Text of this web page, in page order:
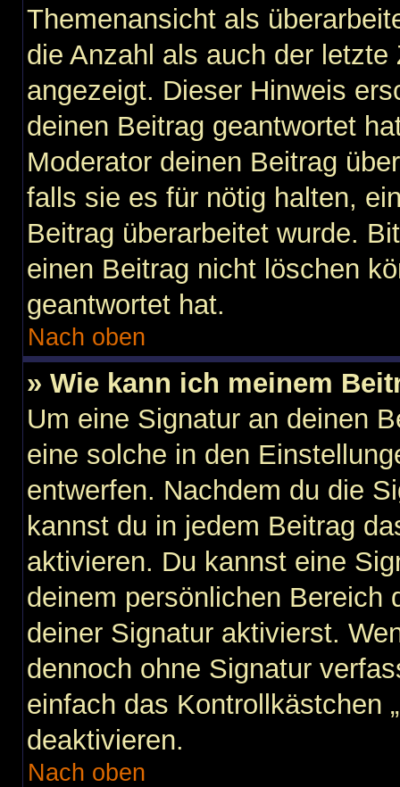
Themenansicht als
die Anzahl als auch der
angezeigt. Dieser Hinweis
deinen Beitrag geantwortet
Moderator deinen Beitrag
falls sie es für nötig halten,
Beitrag überarbeitet wurde.
einen Beitrag nicht löschen
geantwortet hat.
Nach oben
» Wie kann ich meinem
Um eine Signatur an deinen
eine solche in den
entwerfen. Nachdem du die
kannst du in jedem Beitrag
aktivieren. Du kannst eine
deinem persönlichen Bereich
deiner Signatur aktivierst.
dennoch ohne Signatur
einfach das Kontrollkästchen
deaktivieren.
Nach oben